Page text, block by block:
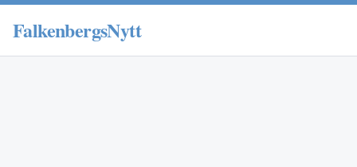
FalkenbergsNytt